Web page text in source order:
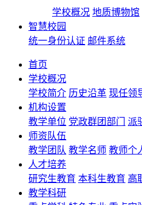
学校概况 地质博物馆
智慧校园
统一身份认证 邮件系统
首页
学校概况
学校简介 历史沿革 现任领
机构设置
教学单位 党政群团部门 派
师资队伍
教学团队 教学名师 教师个
人才培养
研究生教育 本科生教育 高
教学科研